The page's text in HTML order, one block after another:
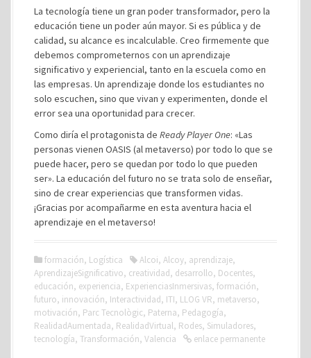
La tecnología tiene un gran poder transformador, pero la
educación tiene un poder aún mayor. Si es pública y de
calidad, su alcance es incalculable. Creo firmemente que
debemos comprometernos con un aprendizaje
significativo y experiencial, tanto en la escuela como en
las empresas. Un aprendizaje donde los estudiantes no
solo escuchen, sino que vivan y experimenten, donde el
error sea una oportunidad para crecer.
Como diría el protagonista de Ready Player One: «Las
personas vienen OASIS (al metaverso) por todo lo que se
puede hacer, pero se quedan por todo lo que pueden
ser». La educación del futuro no se trata solo de enseñar,
sino de crear experiencias que transformen vidas.
¡Gracias por acompañarme en esta aventura hacia el
aprendizaje en el metaverso!
formación, Logística Alcoi, Alcoy, aprendizaje,
AprendizajeSignificativo, creatividad, desarrollo, Docentes,
educación, experiencia, ExperienciasInmersivas, formación,
futuro, innovación, Interactividad, ITI, LLOG VR, metaverso,
motivación, Parc Tecnològic, Paterna, Pedagogía,
RealidadAumentada, RealidadVirtual, Rodes, Simuladores,
tecnología, Transformación, Valencia enlace permanente